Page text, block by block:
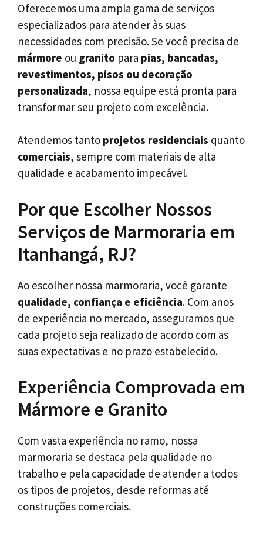
Oferecemos uma ampla gama de serviços
especializados para atender às suas
necessidades com precisão. Se você precisa de
mármore ou granito para pias, bancadas,
revestimentos, pisos ou decoração
personalizada, nossa equipe está pronta para
transformar seu projeto com excelência.
Atendemos tanto projetos residenciais quanto
comerciais, sempre com materiais de alta
qualidade e acabamento impecável.
Por que Escolher Nossos
Serviços de Marmoraria em
Itanhangá, RJ?
Ao escolher nossa marmoraria, você garante
qualidade, confiança e eficiência. Com anos
de experiência no mercado, asseguramos que
cada projeto seja realizado de acordo com as
suas expectativas e no prazo estabelecido.
Experiência Comprovada em
Mármore e Granito
Com vasta experiência no ramo, nossa
marmoraria se destaca pela qualidade no
trabalho e pela capacidade de atender a todos
os tipos de projetos, desde reformas até
construções comerciais.